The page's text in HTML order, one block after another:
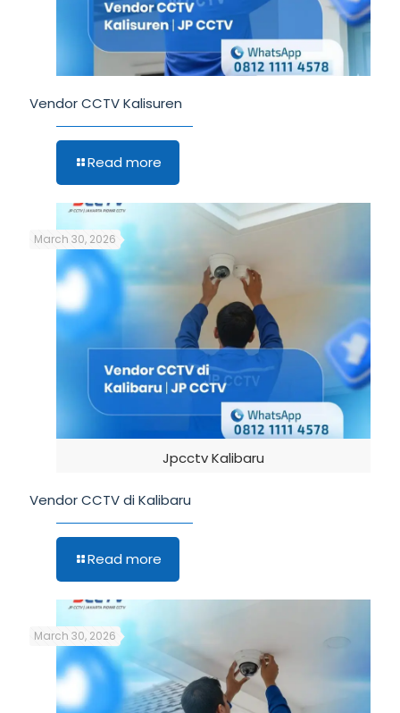
Vendor CCTV Kalisuren
Read more
Jpcctv Kalibaru
March 30, 2026
Vendor CCTV di Kalibaru
Read more
March 30, 2026